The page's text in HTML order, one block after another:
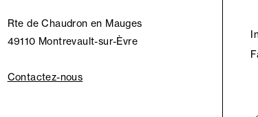
Rte de Chaudron en Mauges
49110 Montrevault-sur-Èvre
Contactez-nous